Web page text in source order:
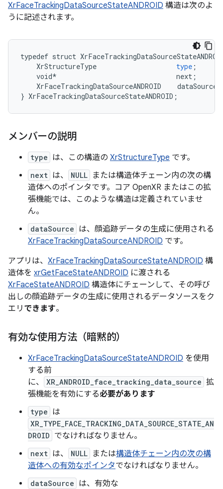
XrFaceTrackingDataSourceStateANDROID 構造は次のよ
うに記述されます。
typedef struct
XrStructureType
type ;
void* next ;
XrFaceTrackingDataSourceANDROID
dataSource
} XrFaceTrackingDataSourceStateANDROID ;
メンバーの説明
type は、この構造の XrStructureType です。
next は、 NULL
または構造体チェーン内の次の構
造体へのポインタです。コア OpenXR またはこの拡
張機能では、このような構造は定義されていませ
ん。
dataSource は、顔追跡データの生成に使用される
XrFaceTrackingDataSourceANDROID です。
アプリは、 XrFaceTrackingDataSourceStateANDROID 構
造体を xrGetFaceStateANDROID に渡される
XrFaceStateANDROID 構造体にチェーンして、その呼び
出しの顔追跡データの生成に使用されるデータソースをク
エリ できます。
有効な使用方法（暗黙的）
XrFaceTrackingDataSourceStateANDROID を使用
する前
に、
XR_ANDROID_face_tracking_data_source 拡
張機能を有効にする必要があります
type は
XR_TYPE_FACE_TRACKING_DATA_SOURCE_STATE_AN
DROID でなければなりません。
next は、 NULL または構造体チェーン内の次の構
造体への有効なポインタでなければなりません。
dataSource は、有効な